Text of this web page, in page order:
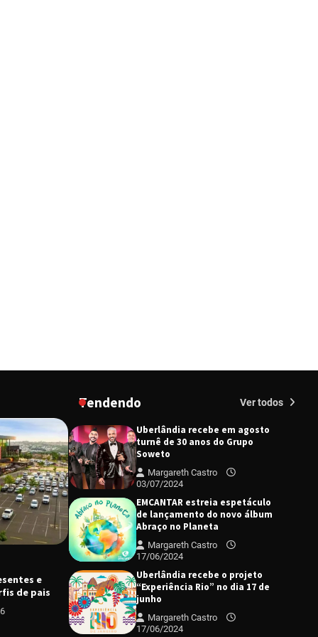
e
de pais
CIDADES DESTAQUE
Prefeitura apoia romeiros com
tradicional barraca na BR-365
Tendendo Ver todos
09/07/2024
Uberlândia recebe em agosto
turnê de 30 anos do Grupo
Soweto
03/07/2024
EMCANTAR estreia espetáculo
de lançamento do novo álbum
Abraço no Planeta
17/06/2024
Uberlândia recebe o projeto
“Experiência Rio” no dia 17 de
junho
17/06/2024